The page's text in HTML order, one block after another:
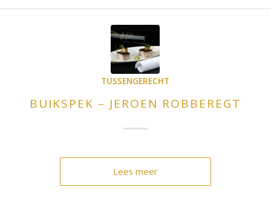
TUSSENGERECHT
BUIKSPEK – JEROEN ROBBEREGT
Lees meer